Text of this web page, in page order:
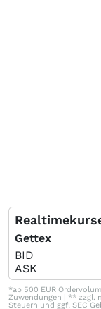
Gettex
BID
ASK
*ab 500 EUR
Zuwendungen | ** zzgl.
Steuern und ggf. SEC